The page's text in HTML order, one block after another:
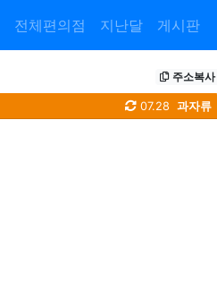
전체편의점 지난달 게시판
주소복사
과자류
07.28